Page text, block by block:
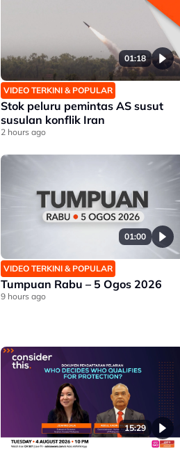
01:18
VIDEO TERKINI & POPULAR
Stok peluru pemintas AS susut
susulan konflik Iran
2 hours ago
01:00
VIDEO TERKINI & POPULAR
Tumpuan Rabu – 5 Ogos 2026
9 hours ago
15:29